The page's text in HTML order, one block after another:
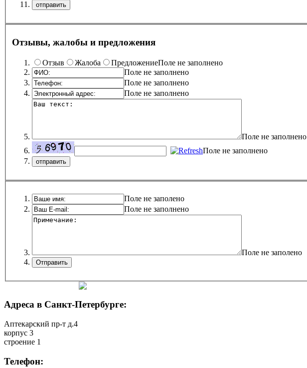
Отзывы, жалобы и предложения
Отзыв Жалоба ПредложениеПоле не заполнено
Поле не заполнено
Поле не заполнено
Поле не заполнено
Поле не заполнено
Поле не заполнено
Поле не заполено
Поле не заполнено
Поле не заполено
Адреса в Санкт-Петербурге:
Аптекарский пр-т д.4
корпус 3
строение 1
Телефон: